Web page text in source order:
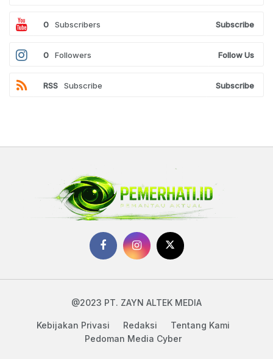
0 Subscribers Subscribe
0 Followers Follow Us
RSS Subscribe Subscribe
@2023 PT. ZAYN ALTEK MEDIA
Kebijakan Privasi Redaksi
Tentang Kami
Pedoman Media Cyber